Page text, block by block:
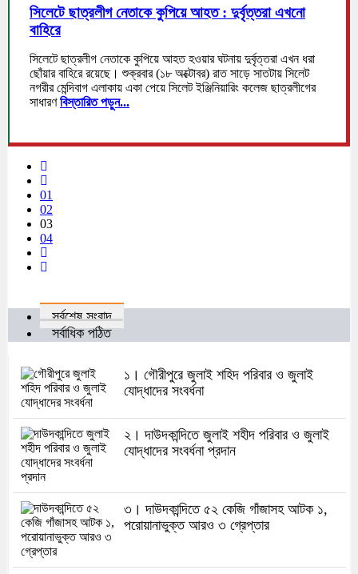
সিলেটে ছাত্রলীগ নেতাকে কুপিয়ে আহত : দুর্বৃত্তরা এখনো
বাহিরে
সিলেটে ছাত্রলীগ নেতাকে কুপিয়ে আহত হওয়ার ঘটনায় দুর্বৃত্তরা এখন ধরা
ছোঁয়ার বাহিরে রয়েছে। শুক্রবার (১৮ অক্টোবর) রাত সাড়ে সাতটায় সিলেট
নগরীর মেন্দিবাগ এলাকায় একা পেয়ে সিলেট ইঞ্জিনিয়ারিং কলেজ ছাত্রলীগের
সাধারণবিস্তারিত পড়ুন...
01
02
03
04
সর্বশেষ সংবাদ
সর্বাধিক পঠিত
১। গৌরীপুরে জুলাই শহিদ পরিবার ও জুলাই
যোদ্ধাদের সংবর্ধনা
২। দাউদকান্দিতে জুলাই শহীদ পরিবার ও জুলাই
যোদ্ধাদের সংবর্ধনা প্রদান
৩। দাউদকান্দিতে ৫২ কেজি গাঁজাসহ আটক ১,
পরোয়ানাভুক্ত আরও ৩ গ্রেপ্তার